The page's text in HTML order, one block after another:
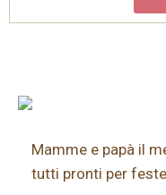
Mamme e papà il
tutti pronti per